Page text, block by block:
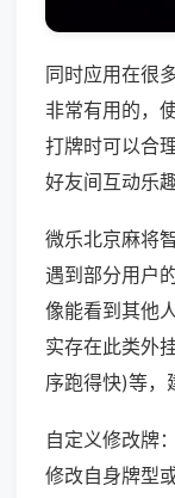
同时应用在很
非常有用的，
打牌时可以合
好友间互动乐趣
微乐北京麻将
遇到部分用户
像能看到其他
实存在此类外
序跑得快)等，
自定义修改牌
修改自身牌型